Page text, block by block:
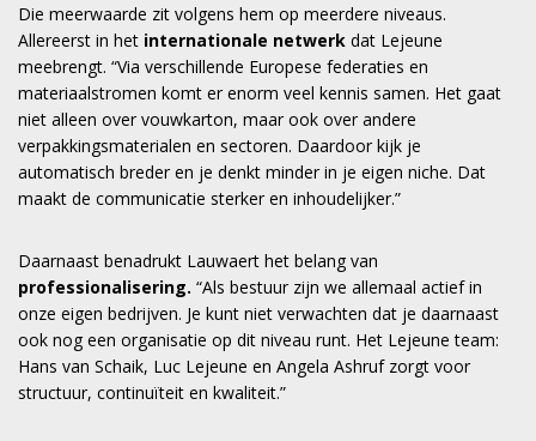
Die meerwaarde zit volgens hem op meerdere niveaus.
Allereerst in het internationale netwerk dat Lejeune
meebrengt. “Via verschillende Europese federaties en
materiaalstromen komt er enorm veel kennis samen. Het gaat
niet alleen over vouwkarton, maar ook over andere
verpakkingsmaterialen en sectoren. Daardoor kijk je
automatisch breder en je denkt minder in je eigen niche. Dat
maakt de communicatie sterker en inhoudelijker.”
Daarnaast benadrukt Lauwaert het belang van
professionalisering. “Als bestuur zijn we allemaal actief in
onze eigen bedrijven. Je kunt niet verwachten dat je daarnaast
ook nog een organisatie op dit niveau runt. Het Lejeune team:
Hans van Schaik, Luc Lejeune en Angela Ashruf zorgt voor
structuur, continuïteit en kwaliteit.”